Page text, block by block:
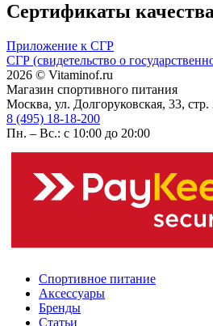
Сертификаты качества
Приложение к СГР
СГР (свидетельство о
2026 © Vitaminof.ru
Магазин спортивного питания
Москва, ул. Долгоруковская, 33, стр.
8 (495) 18-18-200
Пн. – Вс.: с 10:00 до 20:00
Спортивное питание
Аксессуары
Бренды
Статьи